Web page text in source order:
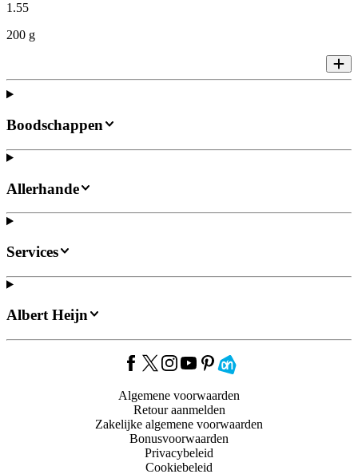
1.55
200 g
Boodschappen
Allerhande
Services
Albert Heijn
Algemene voorwaarden
Retour aanmelden
Zakelijke algemene voorwaarden
Bonusvoorwaarden
Privacybeleid
Cookiebeleid